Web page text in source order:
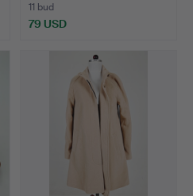
11 bud
79 USD